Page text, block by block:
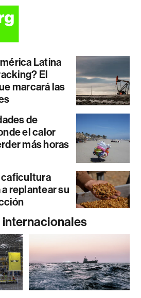
Latina
El
marcará las
de
el calor
más horas
caficultura
replantear su